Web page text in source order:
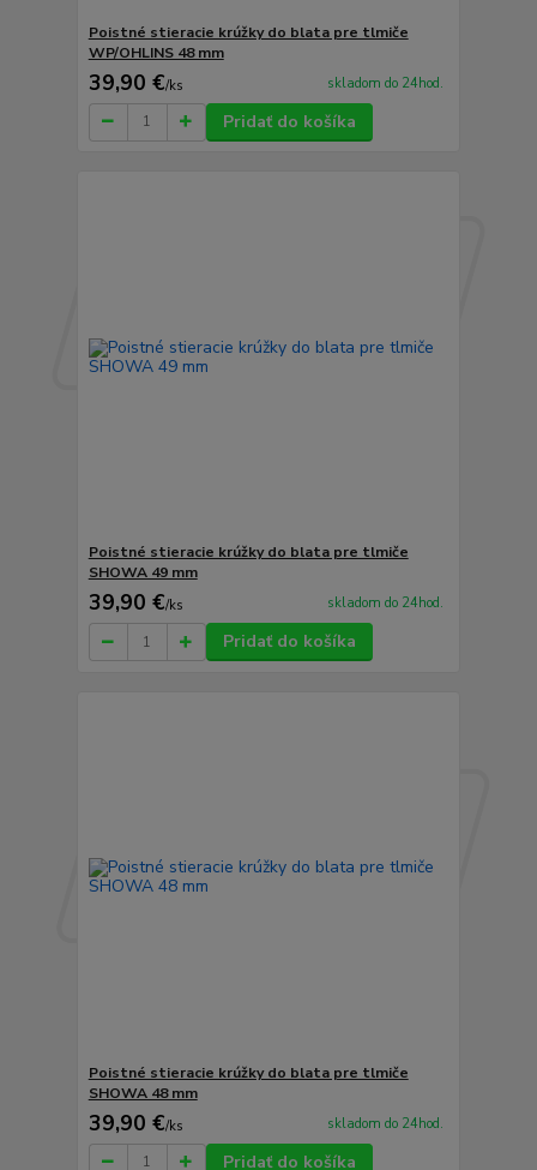
Poistné stieracie krúžky do blata pre tlmiče
WP/OHLINS 48 mm
39,90 €/ks skladom do 24hod.
Pridať do košíka
Poistné stieracie krúžky do blata pre tlmiče
SHOWA 49 mm
39,90 €/ks skladom do 24hod.
Pridať do košíka
Poistné stieracie krúžky do blata pre tlmiče
SHOWA 48 mm
39,90 €/ks skladom do 24hod.
Pridať do košíka